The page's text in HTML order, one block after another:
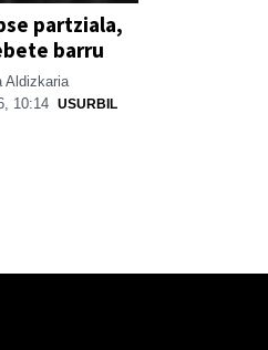
partziala,
barru
Aldizkaria
10:14 USURBIL